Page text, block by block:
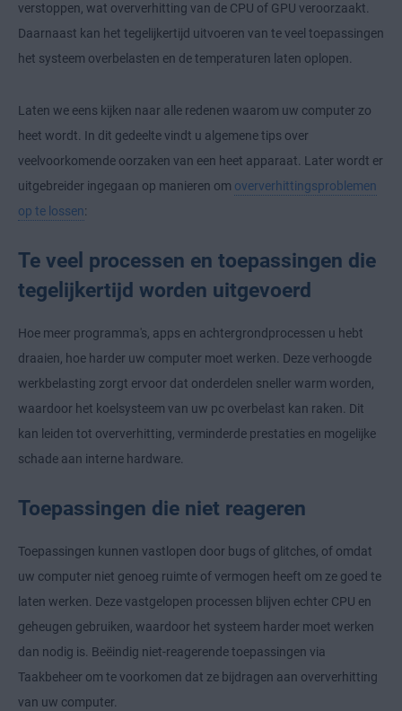
verstoppen, wat oververhitting van de CPU of GPU veroorzaakt.
Daarnaast kan het tegelijkertijd uitvoeren van te veel toepassingen
het systeem overbelasten en de temperaturen laten oplopen.
Laten we eens kijken naar alle redenen waarom uw computer zo
heet wordt. In dit gedeelte vindt u algemene tips over
veelvoorkomende oorzaken van een heet apparaat. Later wordt er
uitgebreider ingegaan op manieren om oververhittingsproblemen
op te lossen:
Te veel processen en toepassingen die
tegelijkertijd worden uitgevoerd
Hoe meer programma's, apps en achtergrondprocessen u hebt
draaien, hoe harder uw computer moet werken. Deze verhoogde
werkbelasting zorgt ervoor dat onderdelen sneller warm worden,
waardoor het koelsysteem van uw pc overbelast kan raken. Dit
kan leiden tot oververhitting, verminderde prestaties en mogelijke
schade aan interne hardware.
Toepassingen die niet reageren
Toepassingen kunnen vastlopen door bugs of glitches, of omdat
uw computer niet genoeg ruimte of vermogen heeft om ze goed te
laten werken. Deze vastgelopen processen blijven echter CPU en
geheugen gebruiken, waardoor het systeem harder moet werken
dan nodig is. Beëindig niet-reagerende toepassingen via
Taakbeheer om te voorkomen dat ze bijdragen aan oververhitting
van uw computer.